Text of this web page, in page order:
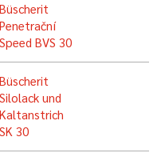
Büscherit
Penetrační
Speed BVS 30
Büscherit
Silolack und
Kaltanstrich
SK 30